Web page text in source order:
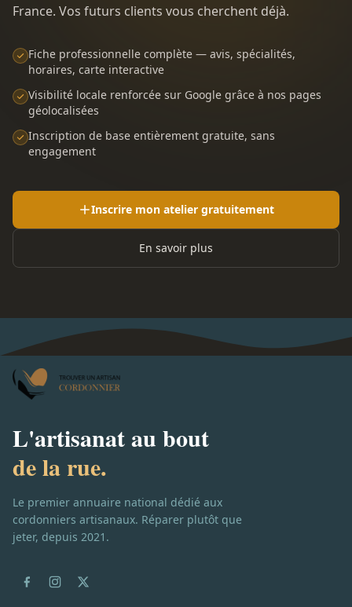
France. Vos futurs clients vous cherchent déjà.
Fiche professionnelle complète — avis, spécialités,
horaires, carte interactive
Visibilité locale renforcée sur Google grâce à nos pages
géolocalisées
Inscription de base entièrement gratuite, sans
engagement
Inscrire mon atelier gratuitement
En savoir plus
L'artisanat au bout
de la rue.
Le premier annuaire national dédié aux
cordonniers artisanaux. Réparer plutôt que
jeter, depuis 2021.